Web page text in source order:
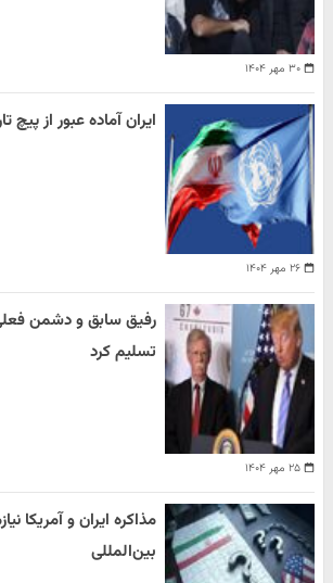
۳۰ مهر ۱۴۰۴
۲۶ مهر ۱۴۰۴
ایران آماده عبور از پیچ
۲۵ مهر ۱۴۰۴
رفیق سابق و دشمن
تسلیم کرد
مذاکره ایران و آمریکا
بین‌المللی